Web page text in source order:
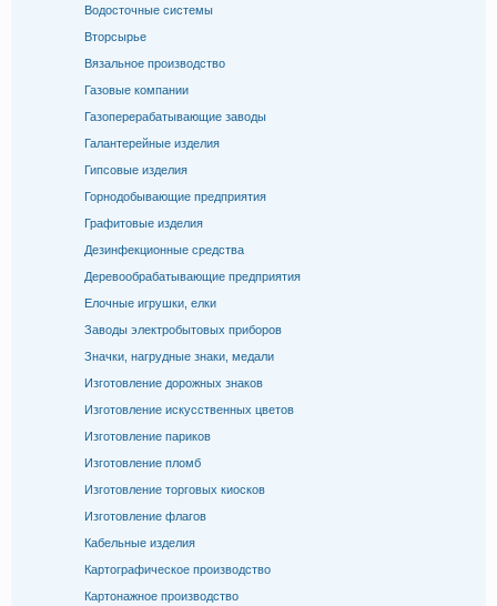
Водосточные системы
Вторсырье
Вязальное производство
Газовые компании
Газоперерабатывающие заводы
Галантерейные изделия
Гипсовые изделия
Горнодобывающие предприятия
Графитовые изделия
Дезинфекционные средства
Деревообрабатывающие предприятия
Елочные игрушки, елки
Заводы электробытовых приборов
Значки, нагрудные знаки, медали
Изготовление дорожных знаков
Изготовление искусственных цветов
Изготовление париков
Изготовление пломб
Изготовление торговых киосков
Изготовление флагов
Кабельные изделия
Картографическое производство
Картонажное производство